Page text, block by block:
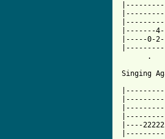
|-------
|-----0-
.        .
Singing
|----